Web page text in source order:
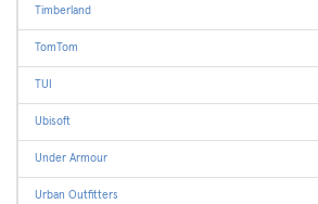
Timberland
TomTom
TUI
Ubisoft
Under Armour
Urban Outfitters